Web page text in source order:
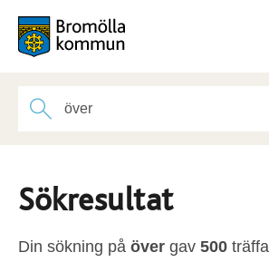
Sökresultat
Din sökning på över gav 500